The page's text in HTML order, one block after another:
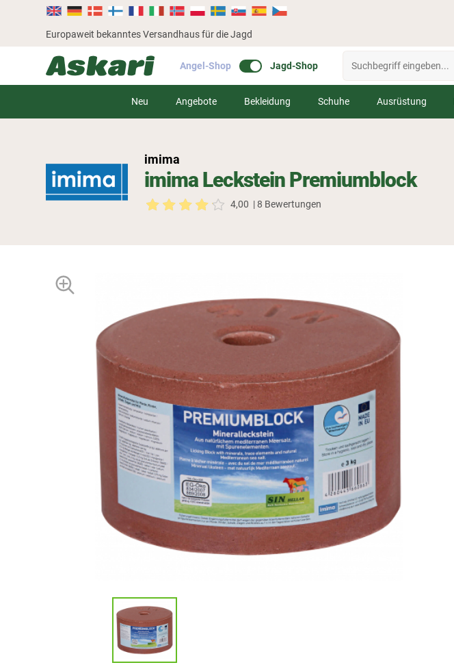
Europaweit bekanntes Versandhaus für die Jagd
Angel-Shop Jagd-Shop
Neu Angebote Bekleidung Schuhe Ausrüstung
imima Leckstein Premiumblock
imima
4,00 | 8 Bewertungen